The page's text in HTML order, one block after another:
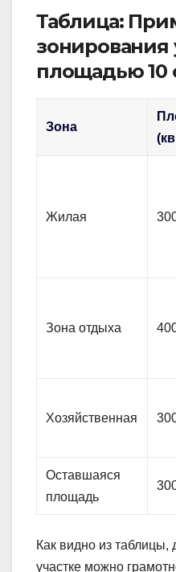
Таблица:
зонирования
площадью 10
Зона
Жилая
Зона отдыха
Хозяйственная
Оставшаяся
площадь
Как видно из
участке можно